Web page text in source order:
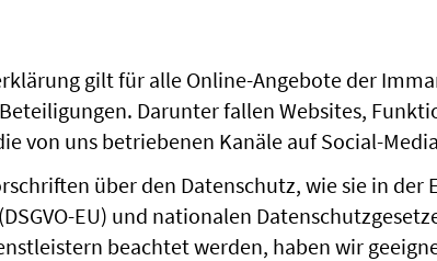
gilt für alle Online-Angebote der
Darunter fallen Websites,
von uns betriebenen Kanäle auf Social-
über den Datenschutz, wie sie in der
EU) und nationalen
beachtet werden, haben wir